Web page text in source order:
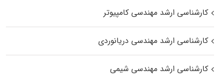
کارشناسی ارشد مهندسی کامپیوتر
کارشناسی ارشد مهندسی دریانوردی
کارشناسی ارشد مهندسی شیمی